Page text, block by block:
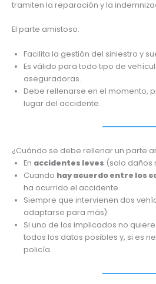
tramiten la reparación y la
El parte amistoso:
Facilita la gestión del siniestro y
Es válido para todo tipo de
aseguradoras.
Debe rellenarse en el momento,
lugar del accidente.
¿Cuándo se debe rellenar un parte
En accidentes leves (solo daños
Cuando hay acuerdo entre los
ha ocurrido el accidente.
Siempre que intervienen dos
adaptarse para más).
Si uno de los implicados no
todos los datos posibles y, si es
policía.